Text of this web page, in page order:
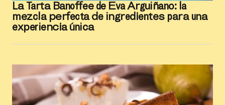
La Tarta Banoffee de Eva Arguiñano: la
mezcla perfecta de ingredientes para una
experiencia única